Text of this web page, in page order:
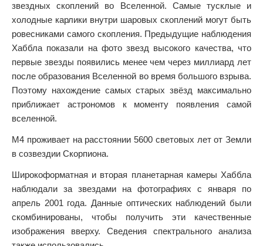
звездных скоплений во Вселенной. Самые тусклые и
холодные карлики внутри шаровых скоплений могут быть
ровесниками самого скопления. Предыдущие наблюдения
Хаббла показали на фото звезд высокого качества, что
первые звезды появились менее чем через миллиард лет
после образования Вселенной во время большого взрыва.
Поэтому нахождение самых старых звёзд максимально
приближает астрономов к моменту появления самой
вселенной.
М4 проживает на расстоянии 5600 световых лет от Земли
в созвездии Скорпиона.
Широкоформатная и вторая планетарная камеры Хаббла
наблюдали за звездами на фотографиях с января по
апрель 2001 года. Данные оптических наблюдений были
скомбинированы, чтобы получить эти качественные
изображения вверху. Сведения спектрального анализа